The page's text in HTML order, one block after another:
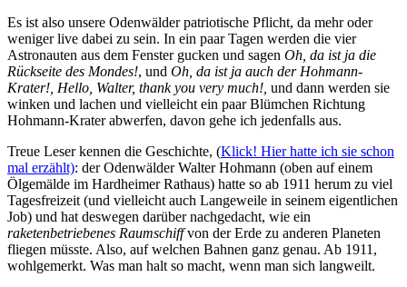
Es ist also unsere Odenwälder patriotische Pflicht, da mehr oder
weniger live dabei zu sein. In ein paar Tagen werden die vier
Astronauten aus dem Fenster gucken und sagen Oh, da ist ja die
Rückseite des Mondes!, und Oh, da ist ja auch der Hohmann-
Krater!, Hello, Walter, thank you very much!, und dann werden sie
winken und lachen und vielleicht ein paar Blümchen Richtung
Hohmann-Krater abwerfen, davon gehe ich jedenfalls aus.
Treue Leser kennen die Geschichte, (Klick! Hier hatte ich sie schon
mal erzählt): der Odenwälder Walter Hohmann (oben auf einem
Ölgemälde im Hardheimer Rathaus) hatte so ab 1911 herum zu viel
Tagesfreizeit (und vielleicht auch Langeweile in seinem eigentlichen
Job) und hat deswegen darüber nachgedacht, wie ein
raketenbetriebenes Raumschiffvon der Erde zu anderen Planeten
fliegen müsste. Also, auf welchen Bahnen ganz genau. Ab 1911,
wohlgemerkt. Was man halt so macht, wenn man sich langweilt.